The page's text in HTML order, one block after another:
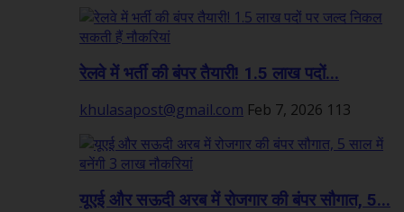
रेलवे में भर्ती की बंपर तैयारी! 1.5 लाख पदों...
khulasapost@gmail.com Feb 7, 2026 113
यूएई और सऊदी अरब में रोजगार की बंपर सौगात, 5...